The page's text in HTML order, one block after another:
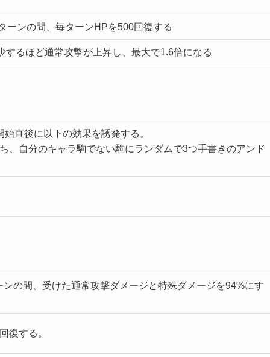
ーンの間、毎ターンHPを500回復する
するほど通常攻撃が上昇し、最大で1.6倍になる
直後に以下の効果を誘発する。
、自分のキャラ駒でない駒にランダムで3つ手書きのアンド
の間、受けた通常攻撃ダメージと特殊ダメージを94%にす
復する。